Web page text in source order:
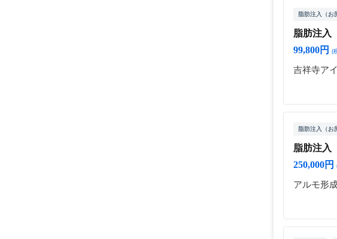
脂肪注入（お
脂肪注入
99,800円
(
吉祥寺ア
脂肪注入（お
脂肪注入
250,000円
アルモ形